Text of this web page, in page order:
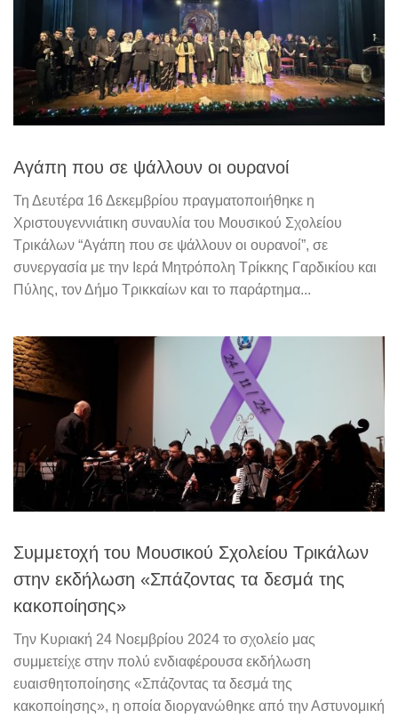
Αγάπη που σε ψάλλουν οι ουρανοί
Τη Δευτέρα 16 Δεκεμβρίου πραγματοποιήθηκε η
Χριστουγεννιάτικη συναυλία του Μουσικού Σχολείου
Τρικάλων “Αγάπη που σε ψάλλουν οι ουρανοί”, σε
συνεργασία με την Ιερά Μητρόπολη Τρίκκης Γαρδικίου και
Πύλης, τον Δήμο Τρικκαίων και το παράρτημα...
Συμμετοχή του Μουσικού Σχολείου Τρικάλων
στην εκδήλωση «Σπάζοντας τα δεσμά της
κακοποίησης»
Την Κυριακή 24 Νοεμβρίου 2024 το σχολείο μας
συμμετείχε στην πολύ ενδιαφέρουσα εκδήλωση
ευαισθητοποίησης «Σπάζοντας τα δεσμά της
κακοποίησης», η οποία διοργανώθηκε από την Αστυνομική